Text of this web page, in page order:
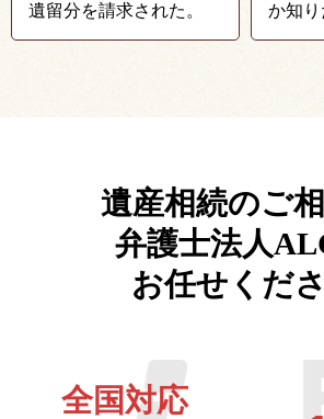
遺留分を請求された。
か知り
遺産相続のご
弁護士法人
お任せくだ
全国対応